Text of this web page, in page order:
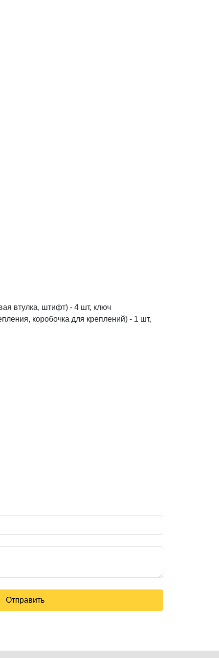
втулка, штифт) - 4 шт, ключ
коробочка для креплений) - 1 шт,